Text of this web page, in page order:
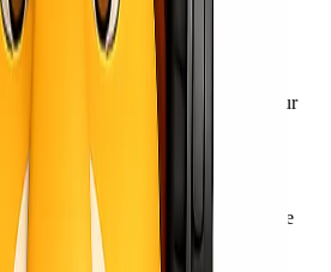
Jelas
waktu pengiriman
sehingga kamu bisa mengatur
lebih rapi.
Fleksibel
Ingin lebih ekonomis untuk volume
Kami bantu sesuaikan dengan